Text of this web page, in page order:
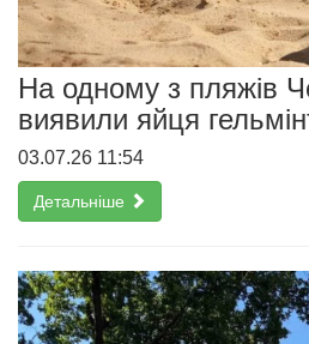
На одному з пляжів
виявили яйця
03.07.26 11:54
Детальніше